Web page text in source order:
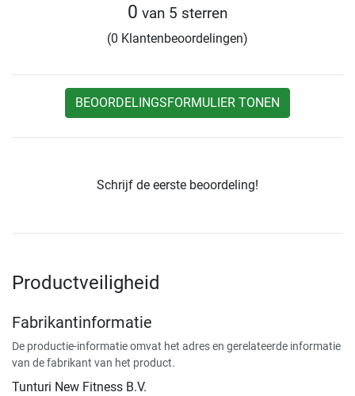
0 van 5 sterren
(0 Klantenbeoordelingen)
BEOORDELINGSFORMULIER TONEN
Schrijf de eerste beoordeling!
Productveiligheid
Fabrikantinformatie
De productie-informatie omvat het adres en gerelateerde informatie
van de fabrikant van het product.
Tunturi New Fitness B.V.